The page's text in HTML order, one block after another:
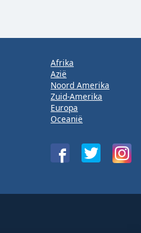
Afrika
Azië
Noord Amerika
Zuid-Amerika
Europa
Oceanië